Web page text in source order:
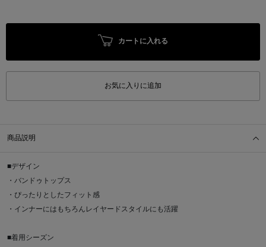
カートに入れる
お気に入りに追加
商品説明
■デザイン
・バンドゥトップス
・ぴったりとしたフィット感
・インナーにはもちろんレイヤードスタイルにも活躍
■着用シーズン